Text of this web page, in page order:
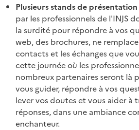
Plusieurs stands de
par les professionnels de l'INJS
la surdité pour répondre à vos
web, des brochures, ne
contacts et les échanges que
cette journée où les
nombreux partenaires seront là
vous guider, répondre à vos
lever vos doutes et vous aider à
réponses, dans une ambiance
enchanteur.